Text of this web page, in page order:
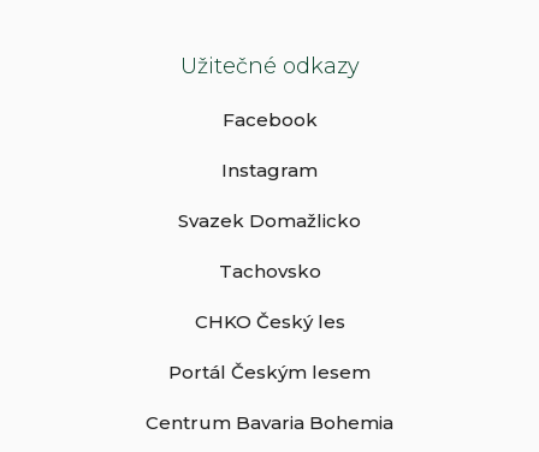
Užitečné odkazy
Facebook
Instagram
Svazek Domažlicko
Tachovsko
CHKO Český les
Portál Českým lesem
Centrum Bavaria Bohemia